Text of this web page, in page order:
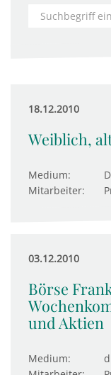
18.12.2010
Weiblich,
Medium:
Mitarbeiter:
03.12.2010
Börse
und Aktien
Medium: